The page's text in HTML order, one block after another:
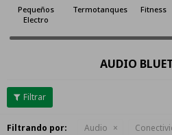
Pequeños
Electro
Termotanques Fitness
AUDIO
Filtrando por: Audio